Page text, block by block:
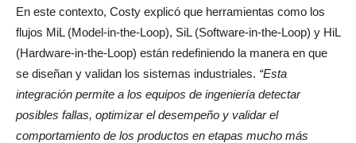
En este contexto, Costy explicó que herramientas como los
flujos MiL (Model-in-the-Loop), SiL (Software-in-the-Loop) y HiL
(Hardware-in-the-Loop) están redefiniendo la manera en que
se diseñan y validan los sistemas industriales. “Esta
integración permite a los equipos de ingeniería detectar
posibles fallas, optimizar el desempeño y validar el
comportamiento de los productos en etapas mucho más